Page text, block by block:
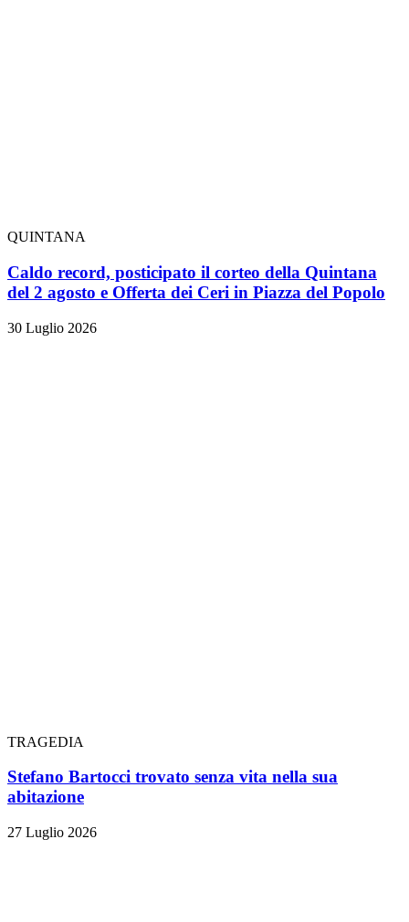
QUINTANA
Caldo record, posticipato il corteo della Quintana
del 2 agosto e Offerta dei Ceri in Piazza del Popolo
30 Luglio 2026
TRAGEDIA
Stefano Bartocci trovato senza vita nella sua
abitazione
27 Luglio 2026